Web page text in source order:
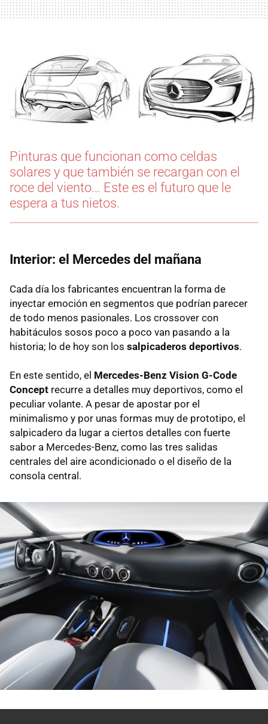
Pinturas que funcionan como celdas
solares y que también se recargan con el
roce del viento... Este es el futuro que le
espera a tus nietos.
Interior: el Mercedes del mañana
Cada día los fabricantes encuentran la forma de
inyectar emoción en segmentos que podrían parecer
de todo menos pasionales. Los crossover con
habitáculos sosos poco a poco van pasando a la
historia; lo de hoy son los salpicaderos deportivos.
En este sentido, el Mercedes-Benz Vision G-Code
Concept recurre a detalles muy deportivos, como el
peculiar volante. A pesar de apostar por el
minimalismo y por unas formas muy de prototipo, el
salpicadero da lugar a ciertos detalles con fuerte
sabor a Mercedes-Benz, como las tres salidas
centrales del aire acondicionado o el diseño de la
consola central.